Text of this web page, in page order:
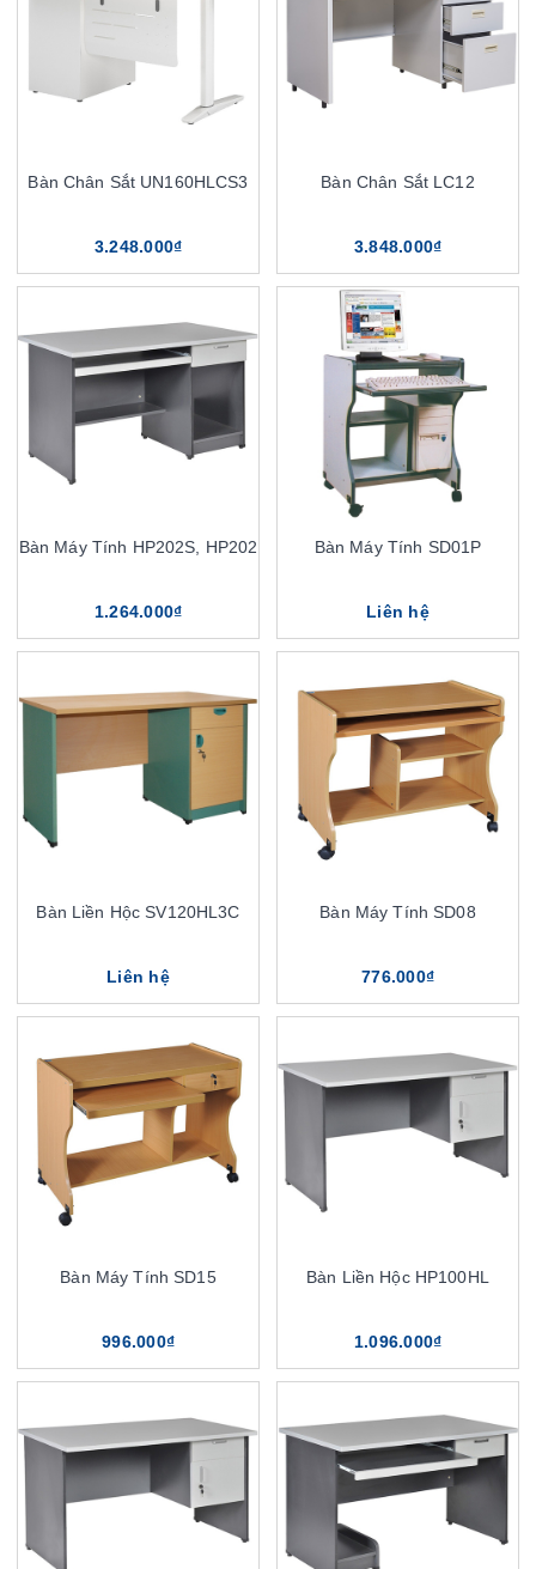
Bàn Chân Sắt UN160HLCS3
3.248.000₫
Bàn Chân Sắt LC12
3.848.000₫
Bàn Máy Tính HP202S, HP202
1.264.000₫
Bàn Máy Tính SD01P
Liên hệ
Bàn Liền Hộc SV120HL3C
Liên hệ
Bàn Máy Tính SD08
776.000₫
Bàn Máy Tính SD15
996.000₫
Bàn Liền Hộc HP100HL
1.096.000₫